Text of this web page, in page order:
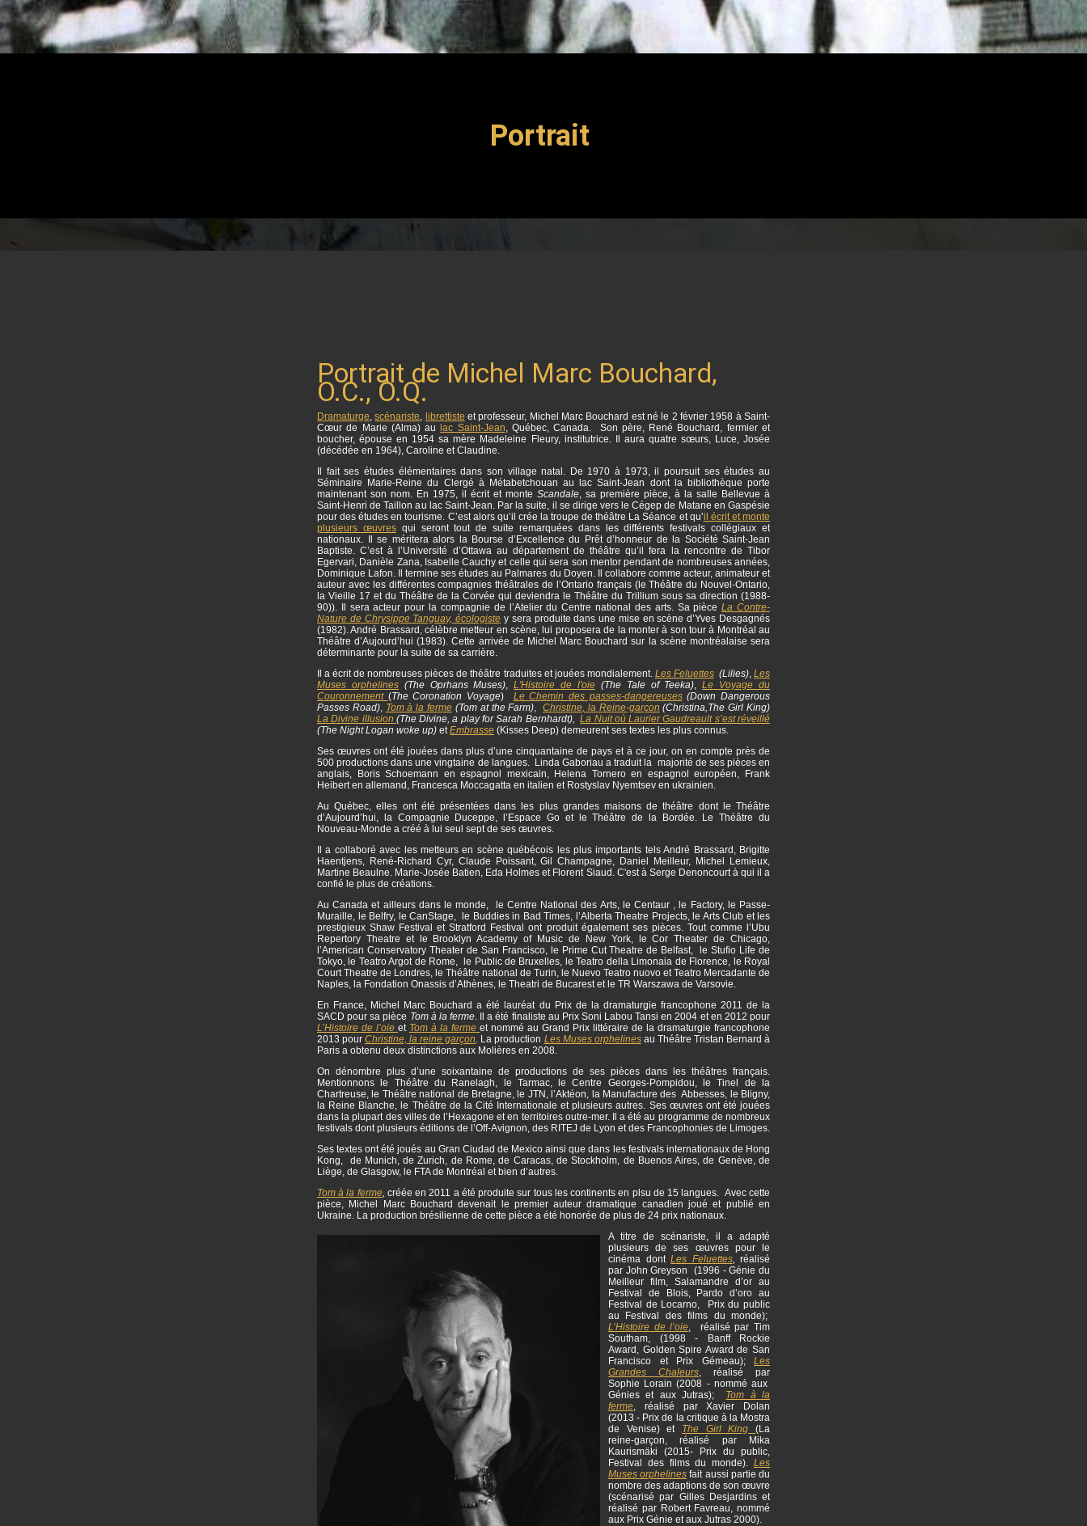
Portrait
Portrait de Michel Marc Bouchard,
O.C., O.Q.
Dramaturge ,scénariste librettiste et professeur, Michel Marc Bouchard est né le 2 février 1958 à Saint-
Cœur de Marie (Alma) aulac Saint-Jean , Québec, Canada. Son père, René Bouchard, fermier et
boucher, épouse en 1954 sa mère Madeleine Fleury, institutrice. Il aura quatre sœurs, Luce, Josée
(décédée en 1964), Caroline et Claudine.
Il fait ses études élémentaires dans son village natal. De 1970 à 1973, il poursuit ses études au
Séminaire Marie-Reine du Clergé à Métabetchouan au lac Saint-Jean dont la bibliothèque porte
maintenant son nom. En 1975, il écrit et monte Scandale , sa première pièce, à la salle Bellevue à
Saint-Henri de Taillon au lac Saint-Jean. Par la suite, il se dirige vers le Cégep de Matane en Gaspésie
pour des études en tourisme. C’est alors qu’il crée la troupe de théâtre La Séance et qu’il écrit et monte
plusieurs œuvresqui seront tout de suite remarquées dans les différents festivals collégiaux et
nationaux. Il se méritera alors la Bourse d’Excellence du Prêt d’honneur de la Société Saint-Jean
Baptiste. C’est à l’Université d’Ottawa au département de théâtre qu’il fera la rencontre de Tibor
Egervari, Danièle Zana, Isabelle Cauchy et celle qui sera son mentor pendant de nombreuses années,
Dominique Lafon. Il termine ses études au Palmares du Doyen. Il collabore comme acteur, animateur et
auteur avec les différentes compagnies théâtrales de l’Ontario français (le Théâtre du Nouvel-Ontario,
la Vieille 17 et du Théâtre de la Corvée qui deviendra le Théâtre du Trillium sous sa direction (1988-
90)). Il sera acteur pour la compagnie de l’Atelier du Centre national des arts. Sa pièceLa Contre-
Nature de Chrysippe Tanguay, écologiste y sera produite dans une mise en scène d’Yves Desgagnés
(1982). André Brassard, célèbre metteur en scène, lui proposera de la monter à son tour à Montréal au
Théâtre d’Aujourd’hui (1983). Cette arrivée de Michel Marc Bouchard sur la scène montréalaise sera
déterminante pour la suite de sa carrière.
Il a écrit de nombreuses pièces de théâtre traduites et jouées mondialement. Les Feluettes(Lilies), Les
Muses orphelines(The Oprhans Muses) ,L'Histoire de l'oie (The Tale of Teeka) ,Le Voyage du
Couronnement (The Coronation Voyage) Le Chemin des passes-dangereuses(Down Dangerous
Passes Road), Tom à la ferme (Tom at the Farm) Christine, la Reine-garçon (Christina,The Girl King)
La Divine illusion (The Divine, a play for Sarah Bernhardt),
La Nuit où Laurier Gaudreault s’est réveillé
(The Night Logan woke up) et Embrasse (Kisses Deep) demeurent ses textes les plus connus.
Ses œuvres ont été jouées dans plus d’une cinquantaine de pays et à ce jour, on en compte près de
500 productions dans une vingtaine de langues. Linda Gaboriau a traduit la majorité de ses pièces en
anglais, Boris Schoemann en espagnol mexicain, Helena Tornero en espagnol européen, Frank
Heibert en allemand, Francesca Moccagatta en italien et Rostyslav Nyemtsev en ukrainien.
Au Québec, elles ont été présentées dans les plus grandes maisons de théâtre dont le Théâtre
d’Aujourd’hui, la Compagnie Duceppe, l’Espace Go et le Théâtre de la Bordée. Le Théâtre du
Nouveau-Monde a créé à lui seul sept de ses œuvres.
Il a collaboré avec les metteurs en scène québécois les plus importants tels André Brassard, Brigitte
Haentjens, René-Richard Cyr, Claude Poissant, Gil Champagne, Daniel Meilleur, Michel Lemieux,
Martine Beaulne. Marie-Josée Batien, Eda Holmes et Florent Siaud. C'est à Serge Denoncourt à qui il a
confié le plus de créations.
Au Canada et ailleurs dans le monde, le Centre National des Arts, le Centaur , le Factory, le Passe-
Muraille, le Belfry, le CanStage, le Buddies in Bad Times, l’Alberta Theatre Projects, le Arts Club et les
prestigieux Shaw Festival et Stratford Festival ont produit également ses pièces. Tout comme l’Ubu
Repertory Theatre et le Brooklyn Academy of Music de New York, le Cor Theater de Chicago,
l’American Conservatory Theater de San Francisco, le Prime Cut Theatre de Belfast, le Stufio Life de
Tokyo, le Teatro Argot de Rome, le Public de Bruxelles, le Teatro della Limonaia de Florence, le Royal
Court Theatre de Londres, le Théâtre national de Turin, le Nuevo Teatro nuovo et Teatro Mercadante de
Naples, la Fondation Onassis d’Athènes, le Theatri de Bucarest et le TR Warszawa de Varsovie.
En France, Michel Marc Bouchard a été lauréat du Prix de la dramaturgie francophone 2011 de la
SACD pour sa pièce Tom à la ferme. Il a été finaliste au Prix Soni Labou Tansi en 2004 et en 2012 pour
L’Histoire de l’oie et Tom à la ferme et nommé au Grand Prix littéraire de la dramaturgie francophone
2013 pourChristine, la reine garçon La production Les Muses orphelinesau Théâtre Tristan Bernard à
Paris a obtenu deux distinctions aux Molières en 2008.
On dénombre plus d’une soixantaine de productions de ses pièces dans les théâtres français.
Mentionnons le Théâtre du Ranelagh, le Tarmac, le Centre Georges-Pompidou, le Tinel de la
Chartreuse, le Théâtre national de Bretagne, le JTN, l’Aktéon, la Manufacture des Abbesses, le Bligny,
la Reine Blanche, le Théâtre de la Cité Internationale et plusieurs autres. Ses œuvres ont été jouées
dans la plupart des villes de l’Hexagone et en territoires outre-mer. Il a été au programme de nombreux
festivals dont plusieurs éditions de l’Off-Avignon, des RITEJ de Lyon et des Francophonies de Limoges.
Ses textes ont été joués au Gran Ciudad de Mexico ainsi que dans les festivals internationaux de Hong
Kong, de Munich, de Zurich, de Rome, de Caracas, de Stockholm, de Buenos Aires, de Genève, de
Liège, de Glasgow, le FTA de Montréal et bien d’autres.
Tom à la ferme, créée en 2011 a été produite sur tous les continents en plsu de 15 langues. Avec cette
pièce, Michel Marc Bouchard devenait le premier auteur dramatique canadien joué et publié en
Ukraine. La production brésilienne de cette pièce a été honorée de plus de 24 prix nationaux.
A titre de scénariste, il a adapté
plusieurs de ses œuvres pour le
cinéma dont Les Feluettes,
réalisé
par John Greyson (1996 - Génie du
Meilleur film, Salamandre d’or au
Festival de Blois, Pardo d’oro au
Festival de Locarno, Prix du public
au Festival des films du monde);
L’Histoire de l’oie , réalisé par Tim
Southam, (1998 - Banff Rockie
Award, Golden Spire Award de San
Francisco et Prix Gémeau); Les
Grandes Chaleurs , réalisé par
Sophie Lorain (2008 - nommé aux
Génies et aux Jutras); Tom à la
ferme , réalisé par Xavier Dolan
(2013 - Prix de la critique à la Mostra
de Venise) et The Girl King
(La
reine-garçon, réalisé par Mika
Kaurismäki (2015- Prix du public,
Festival des films du monde). Les
Muses orphelines fait aussi partie du
nombre des adaptions de son œuvre
(scénarisé par Gilles Desjardins et
réalisé par Robert Favreau, nommé
aux Prix Génie et aux Jutras 2000).